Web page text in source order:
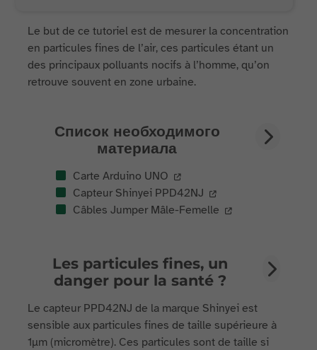
Le but de ce tutoriel est de mesurer la concentration
en particules fines de l’air, ces particules étant un
des principaux polluants nocifs à l’homme, qu’on
retrouve souvent en zone urbaine.
Список необходимого
материала
Carte Arduino UNO
Capteur Shinyei PPD42NJ
Câbles Jumper Mâle-Femelle
Les particules fines, un
danger pour la santé ?
Le capteur PPD42NJ de la marque Shinyei est
sensible aux particules fines de taille supérieure à
1µm (micromètre). Ces particules sont de taille si